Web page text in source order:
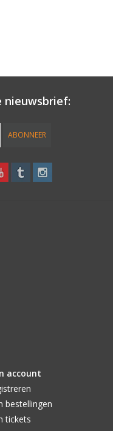
nieuwsbrief:
ABONNEER
account
bestellingen
tickets